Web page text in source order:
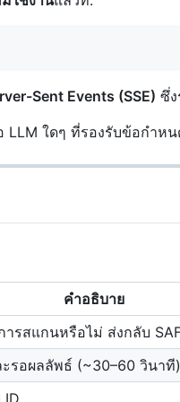
Sent Events (SSE) ซึ่
ใดๆ ที่รองรับข้อกำหน
คำอธิบาย
รสแกนหรือไม่ ส่งกลับ
รอผลลัพธ์ (~30–60 วินาที)